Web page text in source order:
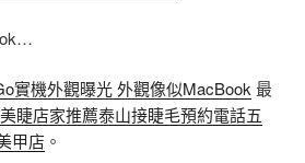
實機外觀曝光 外觀像似MacBook最
睫店家推薦泰山接睫毛預約電話五
甲店 。